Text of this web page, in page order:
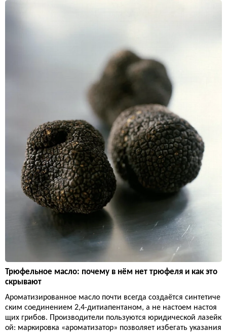
Трюфельное масло: почему в нём нет трюфеля и как это
скрывают
Ароматизированное масло почти всегда создаётся синтетиче
ским соединением 2,4-дитиапентаном, а не настоем настоя
щих грибов. Производители пользуются юридической лазейк
ой: маркировка «ароматизатор» позволяет избегать указания